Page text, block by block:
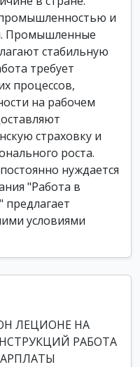
и
Промышленные
стабильную
требует
процессов,
на рабочем
страховку и
роста.
нуждается
"Работа в
предлагает
условиями
ЛЕЦИОНЕ НА
РАБОТА